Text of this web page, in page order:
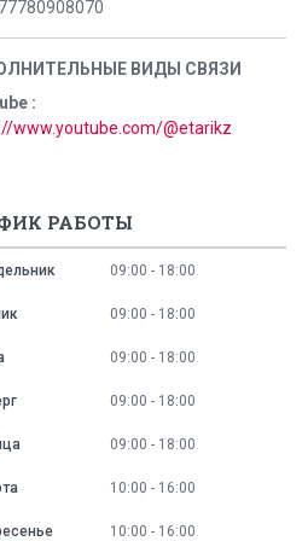
www.youtube.com/@etarikz
РАБОТЫ
09:00 18:00
09:00 18:00
09:00 18:00
09:00 18:00
09:00 18:00
10:00 16:00
10:00 16:00